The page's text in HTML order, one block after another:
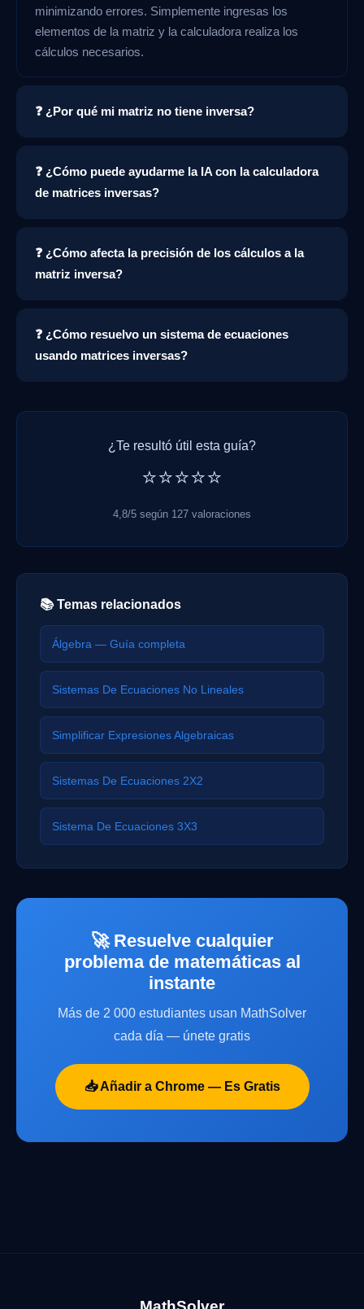
minimizando errores. Simplemente ingresas los
elementos de la matriz y la calculadora realiza los
cálculos necesarios.
❓ ¿Por qué mi matriz no tiene inversa?
❓ ¿Cómo puede ayudarme la IA con la calculadora
de matrices inversas?
❓ ¿Cómo afecta la precisión de los cálculos a la
matriz inversa?
❓ ¿Cómo resuelvo un sistema de ecuaciones
usando matrices inversas?
¿Te resultó útil esta guía?
⭐⭐⭐⭐⭐
4,8/5 según 127 valoraciones
📚 Temas relacionados
Álgebra — Guía completa
Sistemas De Ecuaciones No Lineales
Simplificar Expresiones Algebraicas
Sistemas De Ecuaciones 2X2
Sistema De Ecuaciones 3X3
🚀 Resuelve cualquier
problema de matemáticas al
instante
Más de 2 000 estudiantes usan MathSolver
cada día — únete gratis
📥 Añadir a Chrome — Es Gratis